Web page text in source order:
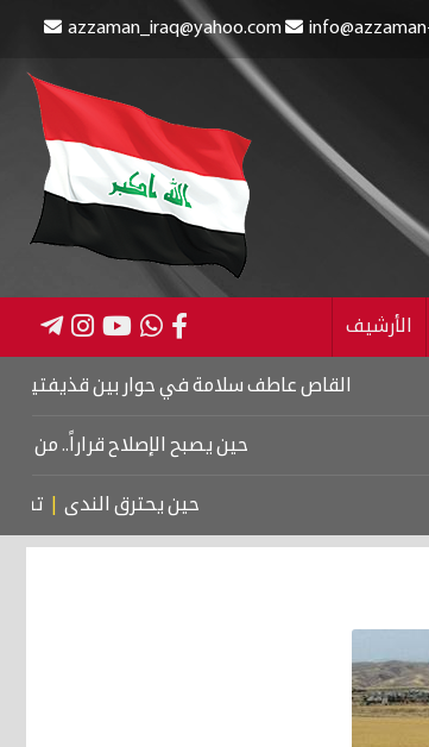
azzaman_iraq@yahoo.com
الأرشيف
عاطف سلامة في حوار بين قذيفتين | كتاب
حين يصبح الإصلاح قراراً.. من كربلاء
حين يحترق الندى تشييع